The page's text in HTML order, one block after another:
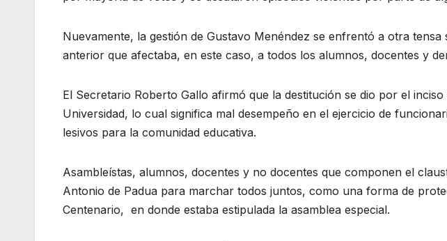
Nuevamente, la gestión de Gustavo Menéndez se enfrentó a otra
anterior que afectaba, en este caso, a todos los alumnos, docentes y
El Secretario Roberto Gallo afirmó que la destitución se dio por el
Universidad, lo cual significa mal desempeño en el ejercicio de
lesivos para la comunidad educativa.
Asambleístas, alumnos, docentes y no docentes que componen el
Antonio de Padua para marchar todos juntos, como una forma de
Centenario, en donde estaba estipulada la asamblea especial.